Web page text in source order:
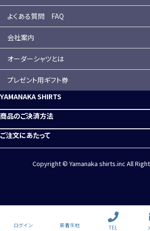
よくある質問 FAQ
会社案内
オーダーシャツとは
プレゼント用ギフト券
YAMANAKA SHIRTS
商品のご決済方法
ご注文にあたって
Copyright © Yamanaka shirts.inc All
ログイン 新着生地 TEL